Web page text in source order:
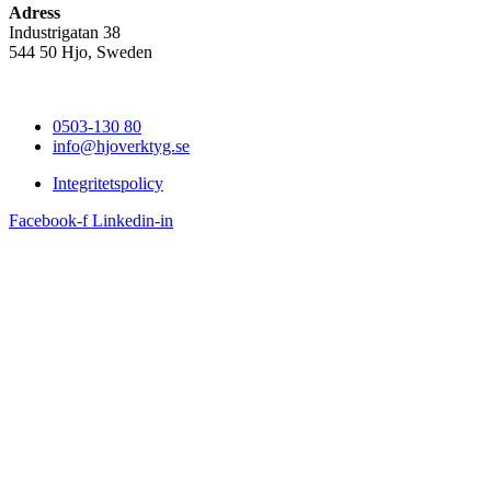
Adress
Industrigatan 38
544 50 Hjo, Sweden
0503-130 80
info@hjoverktyg.se
Integritetspolicy
Facebook-f Linkedin-in